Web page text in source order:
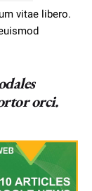
vitae libero.
orci.